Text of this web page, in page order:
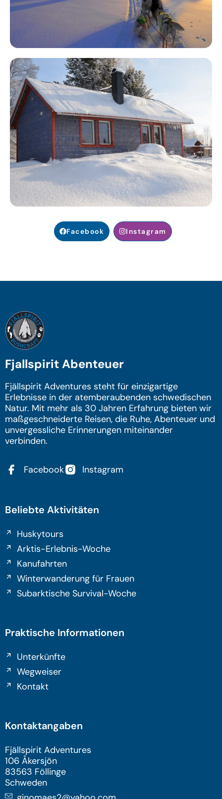
Facebook Instagram
Fjallspirit Abenteuer
Fjällspirit Adventures steht für einzigartige
Erlebnisse in der atemberaubenden schwedischen
Natur. Mit mehr als 30 Jahren Erfahrung bieten wir
maßgeschneiderte Reisen, die Ruhe, Abenteuer und
unvergessliche Erinnerungen miteinander
verbinden.
Facebook Instagram
Beliebte Aktivitäten
Huskytours
Arktis-Erlebnis-Woche
Kanufahrten
Winterwanderung für Frauen
Subarktische Survival-Woche
Praktische Informationen
Unterkünfte
Wegweiser
Kontakt
Kontaktangaben
Fjällspirit Adventures
106 Åkersjön
83563 Föllinge
Schweden